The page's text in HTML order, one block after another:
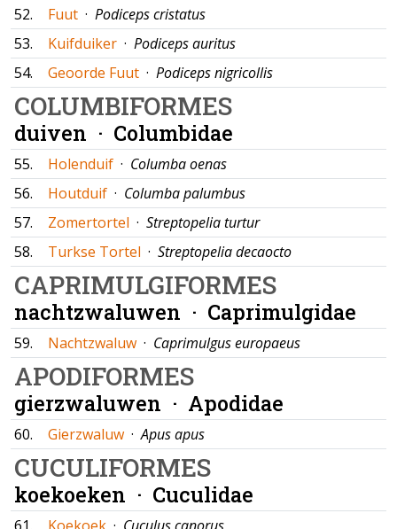
52.
Fuut · Podiceps cristatus
53.
Kuifduiker · Podiceps auritus
54.
Geoorde Fuut · Podiceps nigricollis
COLUMBIFORMES
duiven · Columbidae
55. Holenduif · Columba oenas
56.
Houtduif · Columba palumbus
57.
Zomertortel · Streptopelia turtur
58.
Turkse Tortel · Streptopelia decaocto
CAPRIMULGIFORMES
nachtzwaluwen · Caprimulgidae
59. Nachtzwaluw · Caprimulgus europaeus
APODIFORMES
gierzwaluwen · Apodidae
60. Gierzwaluw ·Apus apus
CUCULIFORMES
koekoeken · Cuculidae